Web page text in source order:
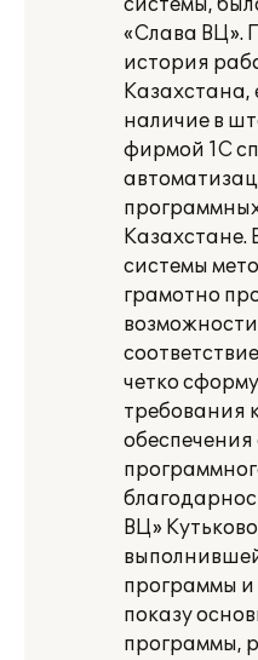
системы,
«Слава ВЦ».
история
Казахстана,
наличие в
фирмой 1С
Казахстане.
системы
грамотно
четко
требования
ВЦ»
программы
показу
программы,